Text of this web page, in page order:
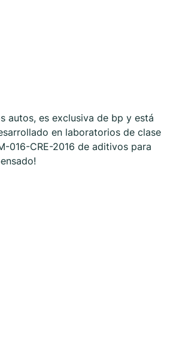
autos, es exclusiva de bp y está
en laboratorios de clase
016-CRE-2016 de aditivos para